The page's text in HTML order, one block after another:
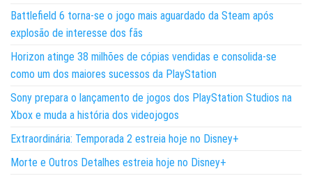
Battlefield 6 torna-se o jogo mais aguardado da Steam após
explosão de interesse dos fãs
Horizon atinge 38 milhões de cópias vendidas e consolida-se
como um dos maiores sucessos da PlayStation
Sony prepara o lançamento de jogos dos PlayStation Studios na
Xbox e muda a história dos videojogos
Extraordinária: Temporada 2 estreia hoje no Disney+
Morte e Outros Detalhes estreia hoje no Disney+